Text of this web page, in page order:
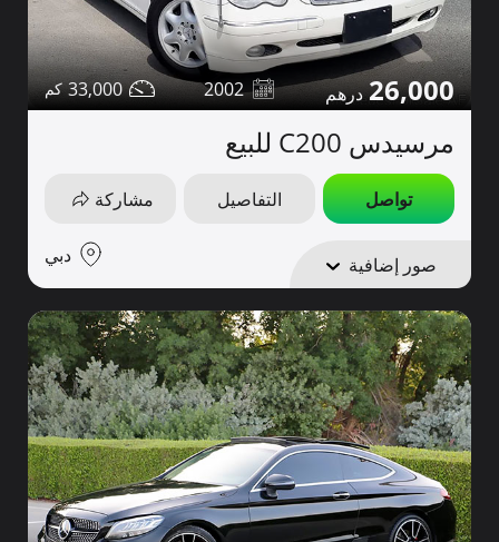
26,000
2002
33,000
مرسيدس C200 للبيع
تواصل التفاصيل مشاركة
صور إضافية دبي